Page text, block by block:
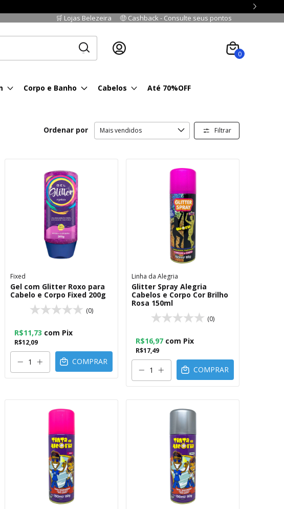
🛒 Lojas Belezeira 🤑 Cashback - Consulte seus pontos
0
Corpo e Banho Cabelos Até 70%OFF
Ordenar por Filtrar
Fixed
Gel com Glitter Roxo para
Cabelo e Corpo Fixed 200g
(0)
R$12,09
R$11,73 com Pix
COMPRAR
Linha da Alegria
Glitter Spray Alegria
Cabelos e Corpo Cor Brilho
Rosa 150ml
(0)
R$17,49
R$16,97 com Pix
COMPRAR